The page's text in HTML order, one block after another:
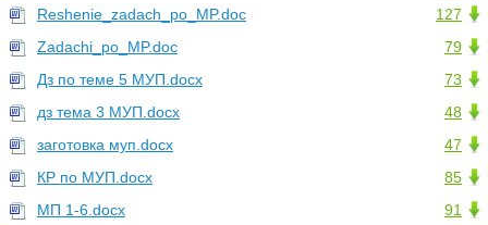
127
Reshenie_zadach_po_MP.doc
79
Zadachi_po_MP.doc
73
Дз по теме 5 МУП.docx
48
дз тема 3 МУП.docx
47
заготовка муп.docx
85
КР по МУП.docx
91
МП 1-6.docx